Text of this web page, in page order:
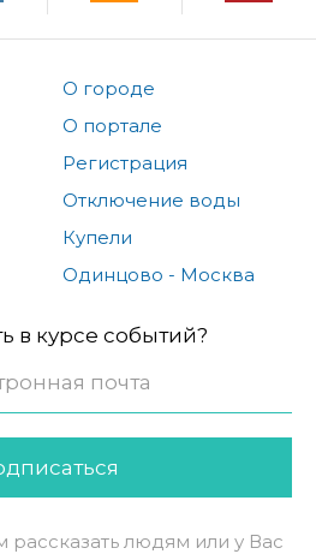
О городе
О портале
Регистрация
Отключение воды
Купели
Одинцово - Москва
в курсе событий?
рассказать людям или у Вас